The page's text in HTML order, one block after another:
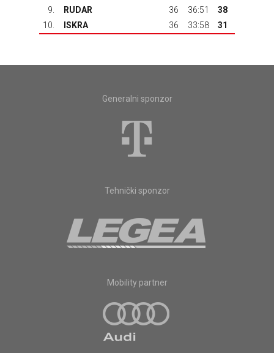
9.
RUDAR 36 36:51
38
10.
ISKRA 36 33:58 31
Generalni sponzor
Tehnički sponzor
Mobility partner